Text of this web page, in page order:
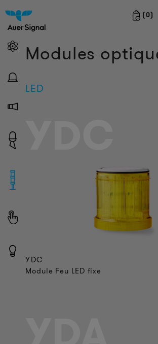
(0)
Modules
LED
YDC
Module Feu LED fixe